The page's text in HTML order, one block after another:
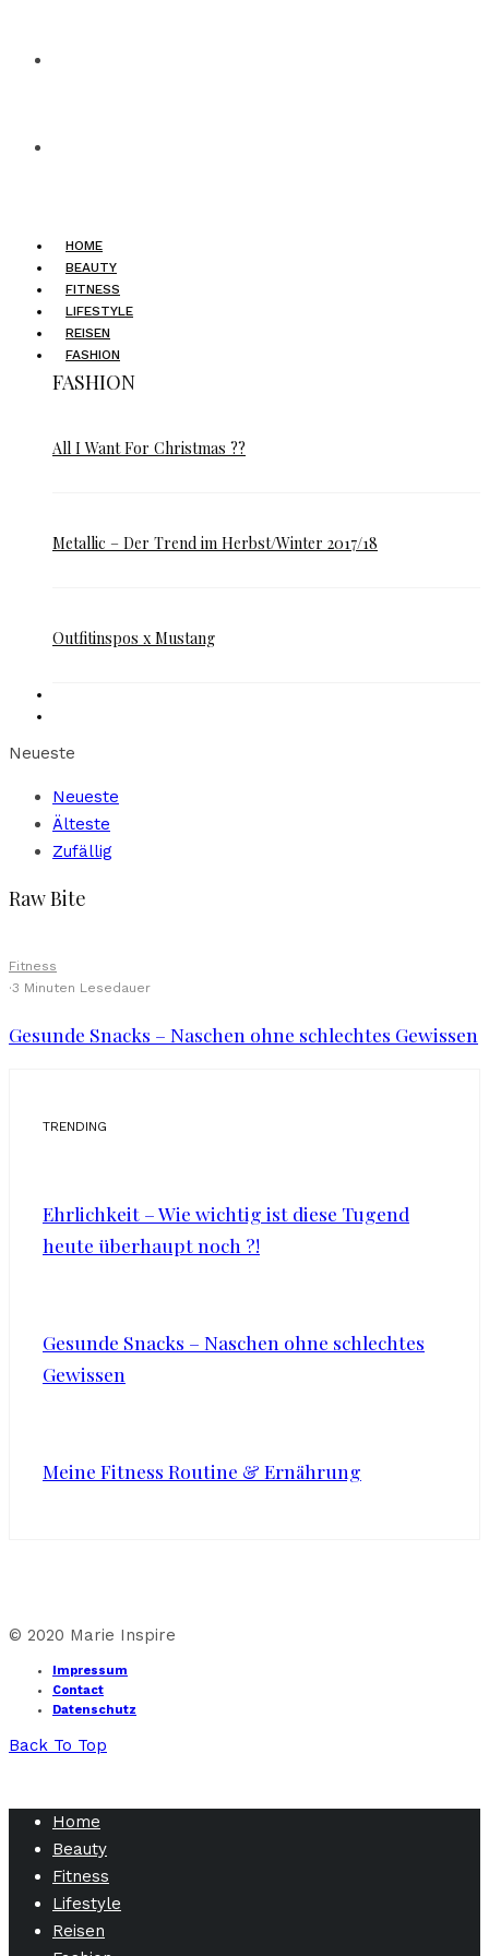
HOME
BEAUTY
FITNESS
LIFESTYLE
REISEN
FASHION
FASHION
All I Want For Christmas ??
Metallic – Der Trend im Herbst/Winter 2017/18
Outfitinspos x Mustang
Neueste
Neueste
Älteste
Zufällig
Raw Bite
Fitness
·3 Minuten Lesedauer
Gesunde Snacks – Naschen ohne schlechtes Gewissen
TRENDING
Ehrlichkeit – Wie wichtig ist diese Tugend
heute überhaupt noch ?!
Gesunde Snacks – Naschen ohne schlechtes
Gewissen
Meine Fitness Routine & Ernährung
© 2020 Marie Inspire
Impressum
Contact
Datenschutz
Back To Top
Home
Beauty
Fitness
Lifestyle
Reisen